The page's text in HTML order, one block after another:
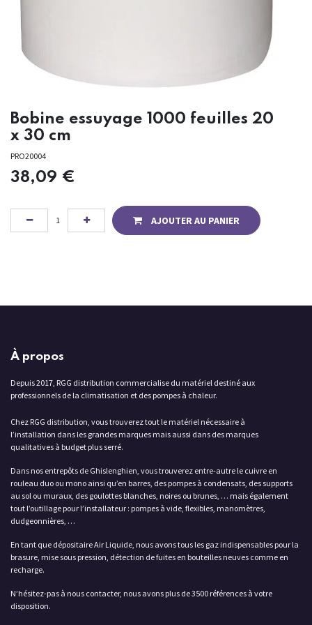
Bobine essuyage 1000 feuilles 20
x 30 cm
PRO20004
38,09 €
AJOUTER AU PANIER
À propos
Depuis 2017, RGG distribution commercialise du matériel destiné aux
professionnels de la climatisation et des pompes à chaleur.
Chez RGG distribution, vous trouverez tout le matériel nécessaire à
l’installation dans les grandes marques mais aussi dans des marques
qualitatives à budget plus serré.
Dans nos entrepôts de Ghislenghien, vous trouverez entre-autre le cuivre en
rouleau duo ou mono ainsi qu’en barres, des pompes à condensats, des supports
au sol ou muraux, des goulottes blanches, noires ou brunes, … mais également
tout l’outillage pour l’installateur : pompes à vide, flexibles, manomètres,
dudgeonnières, …
En tant que dépositaire Air Liquide, nous avons tous les gaz indispensables pour la
brasure, mise sous pression, détection de fuites en bouteilles neuves comme en
recharge.
N’hésitez-pas à nous contacter, nous avons plus de 3500 références à votre
disposition.